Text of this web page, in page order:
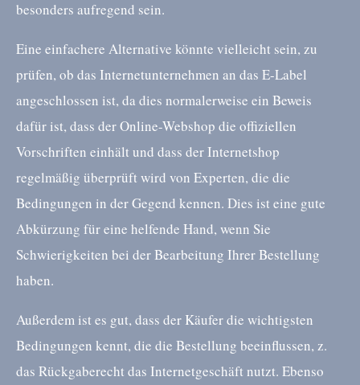
besonders aufregend sein.
Eine einfachere Alternative könnte vielleicht sein, zu
prüfen, ob das Internetunternehmen an das E-Label
angeschlossen ist, da dies normalerweise ein Beweis
dafür ist, dass der Online-Webshop die offiziellen
Vorschriften einhält und dass der Internetshop
regelmäßig überprüft wird von Experten, die die
Bedingungen in der Gegend kennen. Dies ist eine gute
Abkürzung für eine helfende Hand, wenn Sie
Schwierigkeiten bei der Bearbeitung Ihrer Bestellung
haben.
Außerdem ist es gut, dass der Käufer die wichtigsten
Bedingungen kennt, die die Bestellung beeinflussen, z.
das Rückgaberecht das Internetgeschäft nutzt. Ebenso